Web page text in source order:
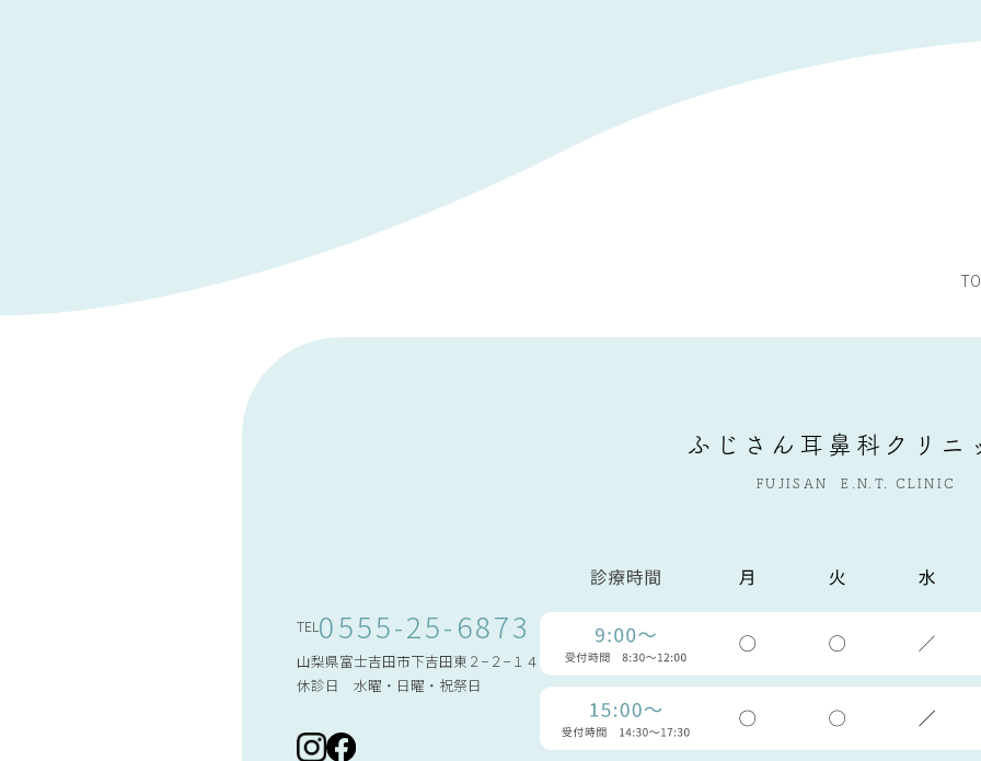
ふじさん耳鼻科クリニ
FUJISAN E.N.T. CLINIC
TEL 0555-25-6873
山梨県富士吉田市下吉田東２−２−１４
休診日 水曜・日曜・祝祭日